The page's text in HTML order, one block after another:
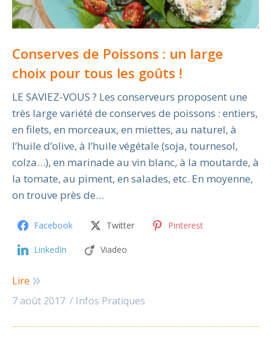
Conserves de Poissons : un large
choix pour tous les goûts !
LE SAVIEZ-VOUS ? Les conserveurs proposent une
très large variété de conserves de poissons : entiers,
en filets, en morceaux, en miettes, au naturel, à
l’huile d’olive, à l’huile végétale (soja, tournesol,
colza…), en marinade au vin blanc, à la moutarde, à
la tomate, au piment, en salades, etc. En moyenne,
on trouve près de…
Facebook Twitter Pinterest
LinkedIn Viadeo
Lire
7 août 2017
Infos Pratiques